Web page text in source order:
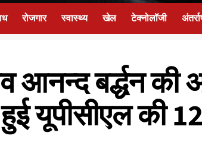
रोजगार स्वास्थ्य खेल टेक्नोलॉजी
आनन्द बर्द्धन की
यूपीसीएल की